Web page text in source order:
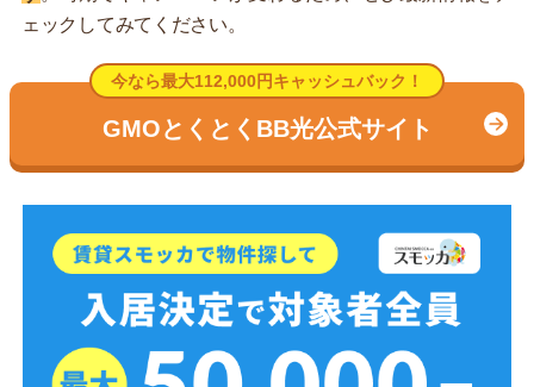
ェックしてみてください。
今なら最大112,000円キャッシュバック！
GMOとくとくBB光公式サイト